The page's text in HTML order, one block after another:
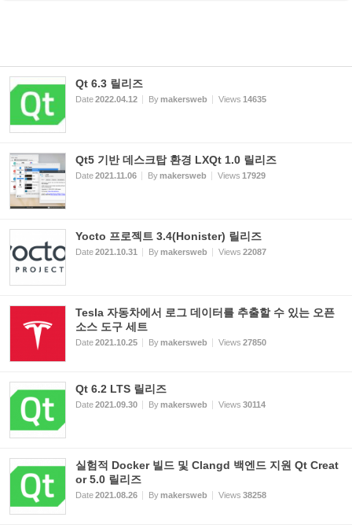
Qt 6.3 릴리즈
Date2022.04.12 Bymakersweb Views 14635
Qt5 기반 데스크탑 환경 LXQt 1.0 릴리즈
Date2021.11.06 Bymakersweb Views 17929
Yocto 프로젝트 3.4(Honister) 릴리즈
Date2021.10.31 Bymakersweb Views 22087
Tesla 자동차에서 로그 데이터를 추출할 수 있는 오픈
소스 도구 세트
Date2021.10.25 Bymakersweb Views 27850
Qt 6.2 LTS 릴리즈
Date2021.09.30 Bymakersweb Views 30114
실험적 Docker 빌드 및 Clangd 백엔드 지원 Qt Creat
or 5.0 릴리즈
Date2021.08.26 Bymakersweb Views 38258